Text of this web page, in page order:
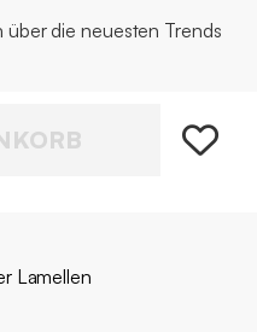
die neuesten Trends
Lamellen